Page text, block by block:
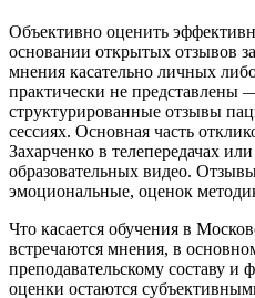
Объективно оценить
основании открытых отзывов
мнения касательно личных
практически не представлены
структурированные отзывы
сессиях. Основная часть
Захарченко в телепередачах
образовательных видео.
эмоциональные, оценок
Что касается обучения в
встречаются мнения, в
преподавательскому составу и
оценки остаются